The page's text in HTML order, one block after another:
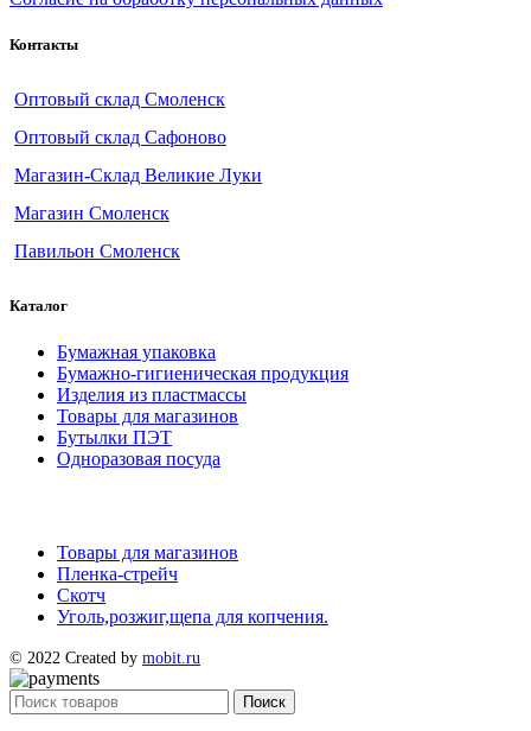
Контакты
Оптовый склад Смоленск
Оптовый склад Сафоново
Магазин-Склад Великие Луки
Магазин Смоленск
Павильон Смоленск
Каталог
Бумажная упаковка
Бумажно-гигиеническая продукция
Изделия из пластмассы
Товары для магазинов
Бутылки ПЭТ
Одноразовая посуда
Товары для магазинов
Пленка-стрейч
Скотч
Уголь,розжиг,щепа для копчения.
© 2022 Created by mobit.ru
Поиск